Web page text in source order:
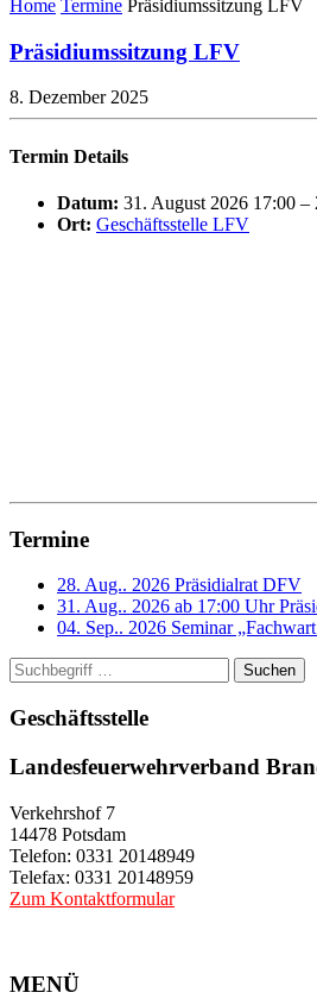
Home Termine Präsidiumssitzung LFV
Präsidiumssitzung LFV
8. Dezember 2025
Termin Details
Datum: 31. August 2026 17:00 –
Ort: Geschäftsstelle LFV
Termine
28. Aug.. 2026 Präsidialrat DFV
31. Aug.. 2026 ab 17:00 Uhr
04. Sep.. 2026 Seminar
Suchen
Geschäftsstelle
Landesfeuerwehrverband
Verkehrshof 7
14478 Potsdam
Telefon: 0331 20148949
Telefax: 0331 20148959
Zum Kontaktformular
MENÜ